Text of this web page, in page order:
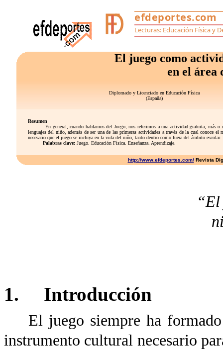
El juego como
en el área
Diplomado y Licenciado en Educación Física
(España)
Resumen
En general, cuando hablamos del Juego, nos referimos a una actividad gratuita, más o
lenguajes del niño, además de ser una de las primeras actividades a través de la cual conoce
necesario que el juego se incluya en la vida del niño, tanto dentro como fuera del ámbito escolar.
Palabras clave: Juego. Educación Física. Enseñanza. Aprendizaje.
http://www.efdeportes.com/Revista
1. Introducción
El juego siempre ha formado
instrumento cultural necesario